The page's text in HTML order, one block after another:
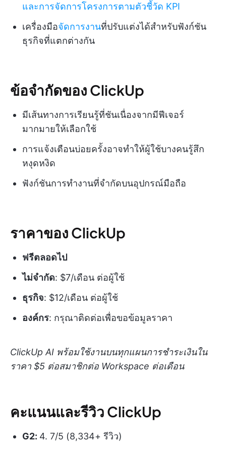
และการจัดการโครงการตามตัวชี้วัด KPI
เครื่องมือจัดการงานที่ปรับแต่งได้สำหรับฟังก์ชัน
ธุรกิจที่แตกต่างกัน
ข้อจำกัดของ ClickUp
มีเส้นทางการเรียนรู้ที่ชันเนื่องจากมีฟีเจอร์
มากมายให้เลือกใช้
การแจ้งเตือนบ่อยครั้งอาจทำให้ผู้ใช้บางคนรู้สึก
หงุดหงิด
ฟังก์ชันการทำงานที่จำกัดบนอุปกรณ์มือถือ
ราคาของ ClickUp
ฟรีตลอดไป
ไม่จำกัด: $7/เดือน ต่อผู้ใช้
ธุรกิจ: $12/เดือน ต่อผู้ใช้
องค์กร: กรุณาติดต่อเพื่อขอข้อมูลราคา
ClickUp AI พร้อมใช้งานบนทุกแผนการชำระเงินใน
ราคา $5 ต่อสมาชิกต่อ Workspace ต่อเดือน
คะแนนและรีวิว ClickUp
G2: 4. 7/5 (8,334+ รีวิว)